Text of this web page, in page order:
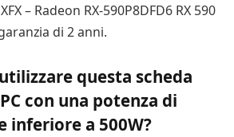
– Radeon RX-590P8DFD6 RX 590
di 2 anni.
questa scheda
con una potenza di
inferiore a 500W?